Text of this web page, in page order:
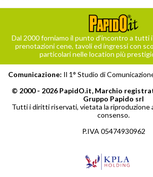
Dal 2000 forniamo il punto d’incontro a tutti
prenotazioni cene, tavoli ed ingressi con
particolari nelle location più
Comunicazione: Il 1° Studio di
© 2000 - 2026 PapidO.it, Marchio
Gruppo Papido srl
Tutti i diritti riservati, vietata la riproduzione
consenso.
P.IVA 05474930962